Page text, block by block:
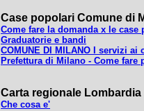
Case popolari Comune di
Come fare la domanda x le case
Graduatorie e bandi
COMUNE DI MILANO I servizi
Prefettura di Milano - Come fare
Carta regionale Lombardia
Che cosa e'